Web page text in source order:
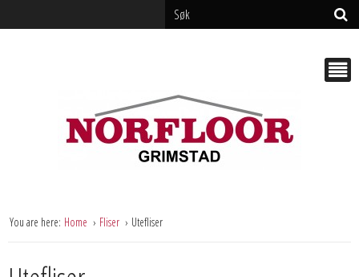
You are here: Home Fliser Utefliser